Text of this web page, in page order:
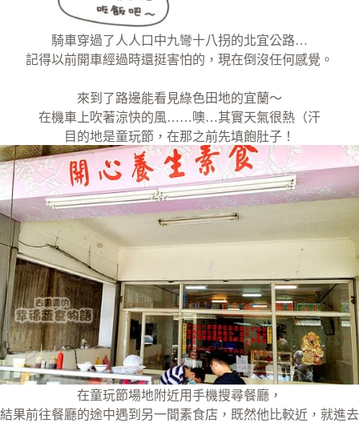
騎車穿過了人人口中九彎十八拐的北宜公路…
記得以前開車經過時還挺害怕的，現在倒沒任何感覺。
來到了路邊能看見綠色田地的宜蘭～
在機車上吹著涼快的風……噢…其實天氣很熱（汗
目的地是童玩節，在那之前先填飽肚子！
在童玩節場地附近用手機搜尋餐廳，
結果前往餐廳的途中遇到另一間素食店，既然他比較近，就進去